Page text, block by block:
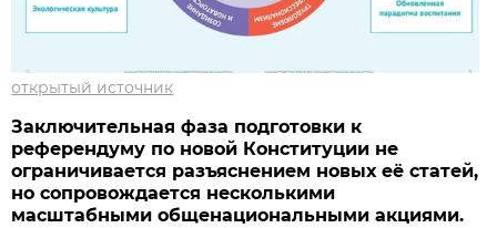
открытый источник
Заключительная фаза подготовки к
референдуму по новой Конституции не
ограничивается разъяснением новых её статей,
но сопровождается несколькими
масштабными общенациональными акциями.